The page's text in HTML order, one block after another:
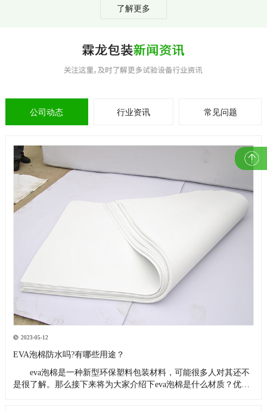
了解更多
公司动态 行业资讯 常见问题
2023-05-12
EVA泡棉防水吗?有哪些用途？
eva泡棉是一种新型环保塑料包装材料，可能很多人对其还不
是很了解。那么接下来将为大家介绍下eva泡棉是什么材质？优点